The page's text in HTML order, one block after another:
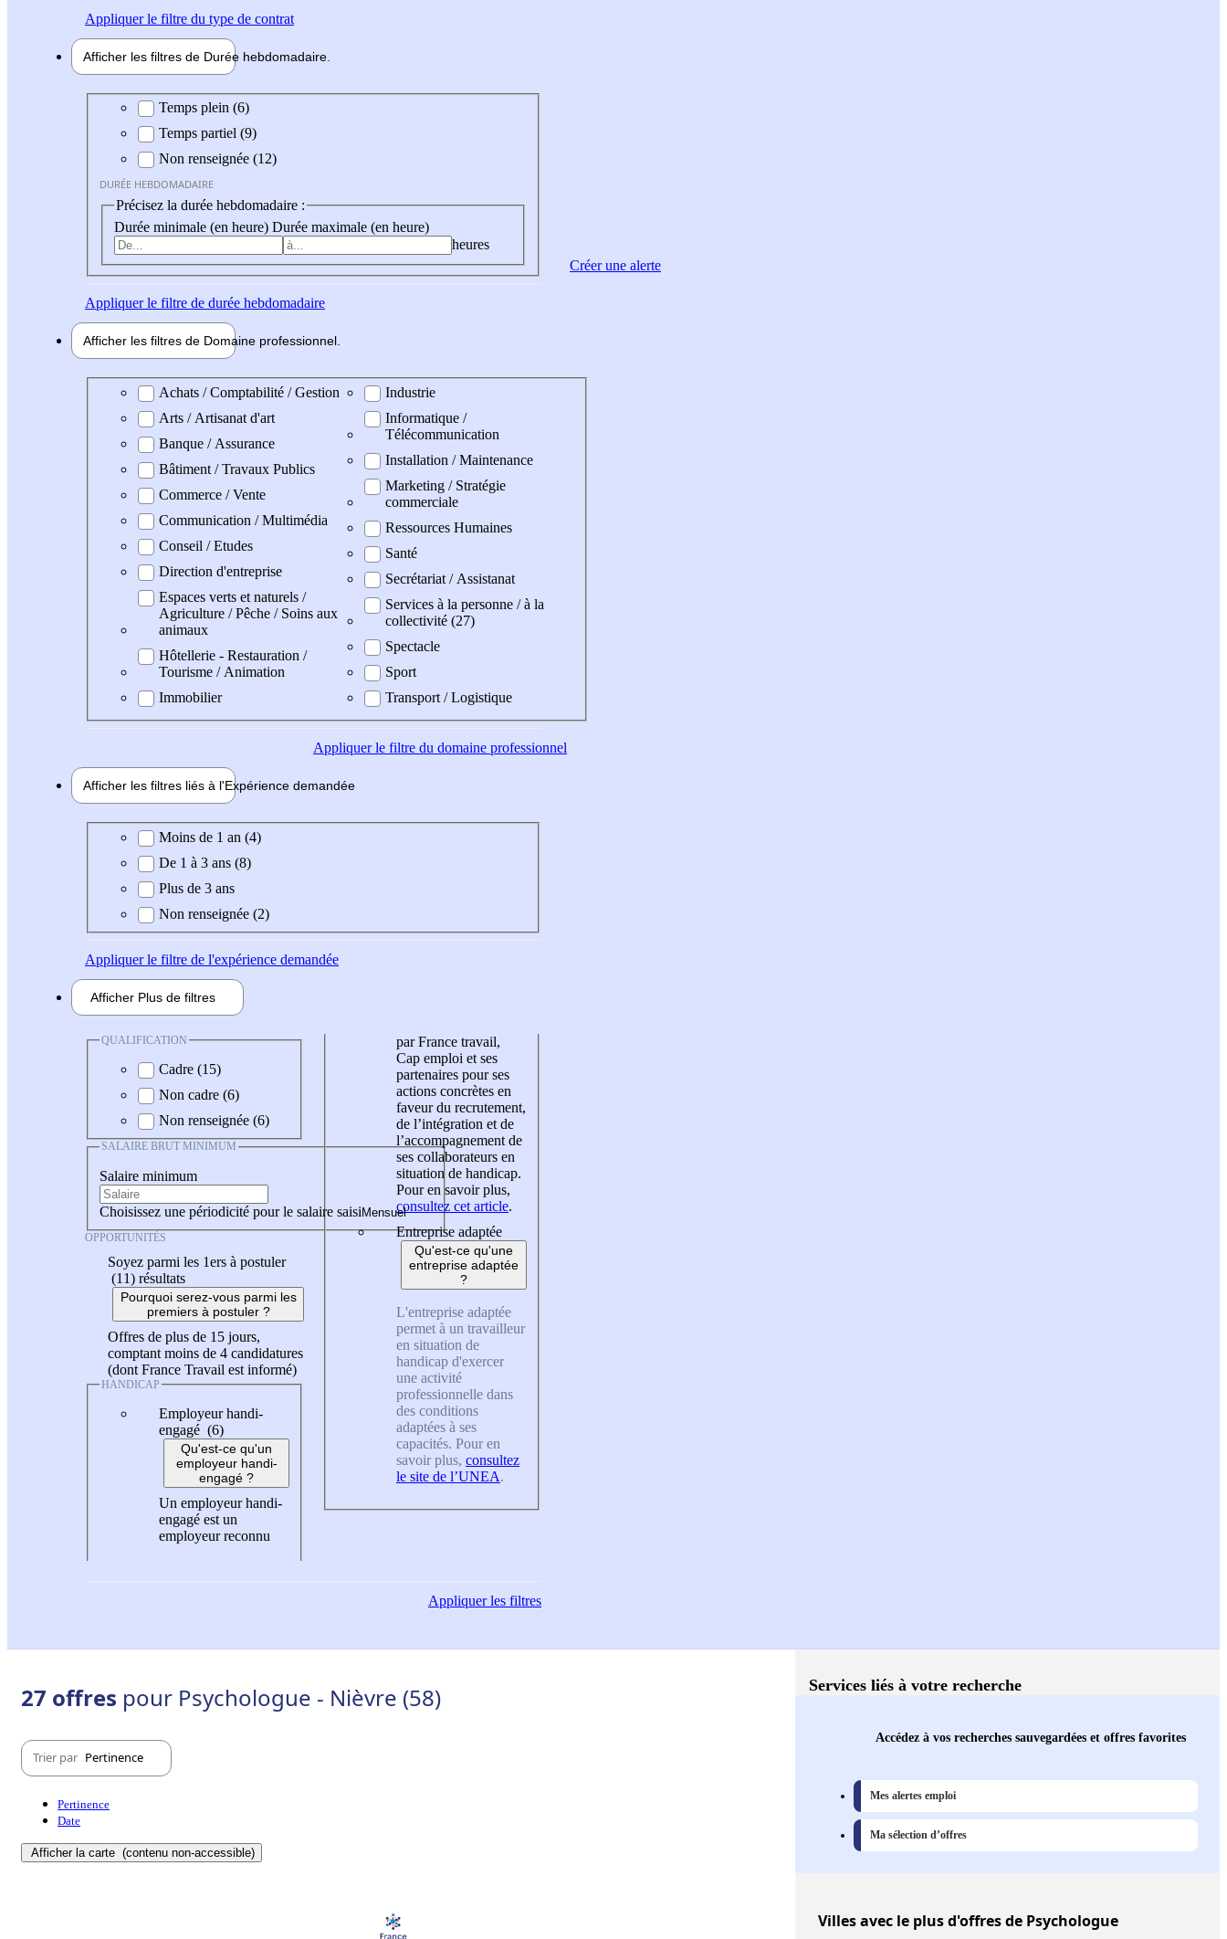
Appliquerle filtre du type de contrat
Afficher les filtres de Durée hebdomadaire
Durée hebdomadaire
Temps plein (6)
Temps partiel (9)
Non renseignée (12)
DURÉE HEBDOMADAIRE
Précisez la durée hebdomadaire :
Durée minimale (en heure) Durée maximale (en heure)
heures
Appliquerle filtre de durée hebdomadaire
Afficher les filtres de Domaine professionnel
Domaine professionel
Achats / Comptabilité / Gestion
Arts / Artisanat d'art
Banque / Assurance
Bâtiment / Travaux Publics
Commerce / Vente
Communication / Multimédia
Conseil / Etudes
Direction d'entreprise
Espaces verts et naturels /
Agriculture / Pêche / Soins aux
animaux
Hôtellerie - Restauration /
Tourisme / Animation
Immobilier
Industrie
Informatique /
Télécommunication
Installation / Maintenance
Marketing / Stratégie
commerciale
Ressources Humaines
Santé
Secrétariat / Assistanat
Services à la personne / à la
collectivité (27)
Spectacle
Sport
Transport / Logistique
Appliquerle filtre du domaine professionnel
Afficher les filtres liés à l'Expérience demandée
Expérience demandée
Moins de 1 an (4)
De 1 à 3 ans (8)
Plus de 3 ans
Non renseignée (2)
Appliquerle filtre de l'expérience demandée
Afficher Plus de filtres
QUALIFICATION
Cadre (15)
Non cadre (6)
Non renseignée (6)
SALAIRE BRUT MINIMUM
Salaire minimum
Choisissez une périodicité pour le salaire saisi
OPPORTUNITÉS
Soyez parmi les 1ers à postuler
(11) résultats
Pourquoi serez-vous parmi les
premiers à postuler ?
Offres de plus de 15 jours,
comptant moins de 4 candidatures
(dont France Travail est informé)
HANDICAP
Employeur handi-
engagé (6)
Qu'est-ce qu'un
employeur handi-
engagé ?
Un employeur handi-
engagé est un
employeur reconnu
par France travail,
Cap emploi et ses
partenaires pour ses
actions concrètes en
faveur du recrutement,
de l’intégration et de
l’accompagnement de
ses collaborateurs en
situation de handicap.
Pour en savoir plus,
consultez cet article.
Entreprise adaptée
Qu'est-ce qu'une
entreprise adaptée
?
L'entreprise adaptée
permet à un travailleur
en situation de
handicap d'exercer
une activité
professionnelle dans
des conditions
adaptées à ses
capacités. Pour en
savoir plus, consultez
le site de l’UNEA.
Appliquerles filtres
Créer une alerte
27 offres pour Psychologue - Nièvre (58)
Trier par Pertinence
Pertinence
Date
Afficher la carte (contenu non-accessible)
Services liés à votre recherche
Accédez à vos recherches sauvegardées et offres favorites
Mes alertes emploi
Ma sélection d’offres
Villesavec le plus d'offres de Psychologue